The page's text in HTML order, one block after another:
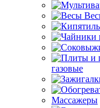
газовые
Массажеры